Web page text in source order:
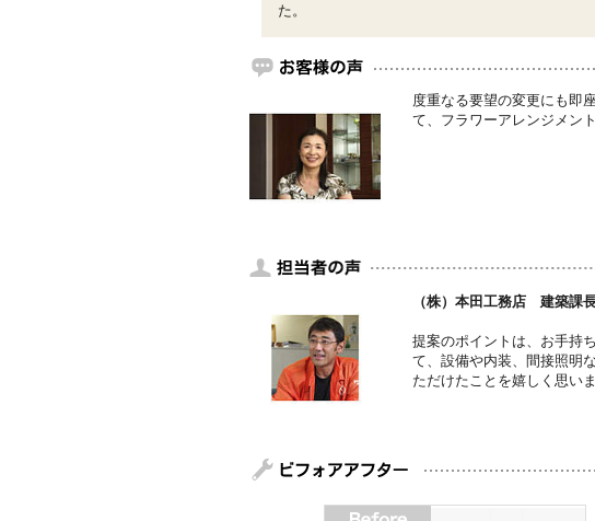
た。
度重なる要望の変更にも即
て、フラワーアレンジメン
（株）本田工務店 建築
提案のポイントは、お手持
て、設備や内装、間接照明
ただけたことを嬉しく思いま